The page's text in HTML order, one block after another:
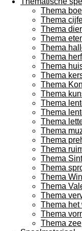
Thema
Thema
Thema
Thema
Thema
Thema
Thema
Thema
Thema
Thema
Thema
Thema
Thema
Thema
Thema
Thema
Thema
Thema
Thema
Thema
Thema
Thema het
Thema
Thema